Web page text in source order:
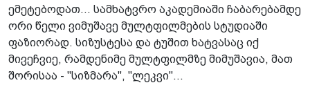
ემეტებოდათ... სამხატვრო აკადემიაში ჩაბარებამდე
ორი წელი ვიმუშავე მულტფილმების სტუდიაში
ფაზიორად. სიზუსტესა და ტუშით ხატვასაც იქ
მივეჩვიე, რამდენიმე მულტფილმზე მიმუშავია, მათ
შორისაა - "სიზმარა", "ლეკვი"...